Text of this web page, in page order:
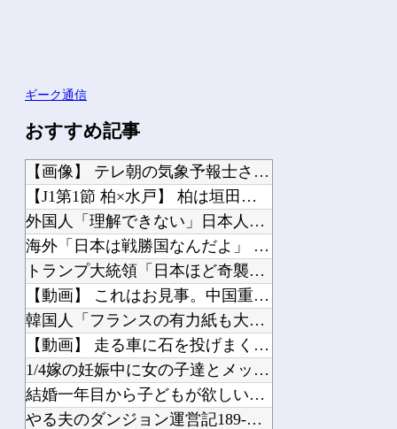
ギーク通信
おすすめ記事
【画像】 テレ朝の気象予報士さん、意外と小さかった
【J1第1節 柏×水戸】 柏は垣田先制弾＆小泉ミドルで新シーズンを白星スタート！...
外国人「理解できない」日本人ファンタジスタがまだ無所属で欧州人が困惑..獲得を求...
海外「日本は戦勝国なんだよ」 戦後の日本人の特別な生き様に各国から称賛の声
トランプ大統領「日本ほど奇襲を知る国ない、真珠湾の時なぜ知らせなかったのか」…目...
【動画】 これはお見事。中国重慶市で珍しい事故が撮影される。
韓国人「フランスの有力紙も大韓サッカー協会前代未聞の不祥事を詳細に報道！」→「国...
【動画】 走る車に石を投げまくる男が警察に捕まりボコボコにされる
1/4嫁の妊娠中に女の子達とメッセをしまくった。バレても連絡してたら離婚の危機。...
結婚一年目から子どもが欲しいといいつづけているが、嫁のセスク嫌いと子育てに対する...
やる夫のダンジョン運営記189-雑談所ネタ 第123話「なぜなにキャス狐さん・世...